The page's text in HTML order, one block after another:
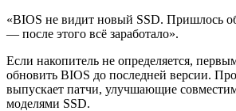
«BIOS не видит новый SSD. Пришлось
— после этого всё заработало».
Если накопитель не определяется,
обновить BIOS до последней версии.
выпускает патчи, улучшающие
моделями SSD.